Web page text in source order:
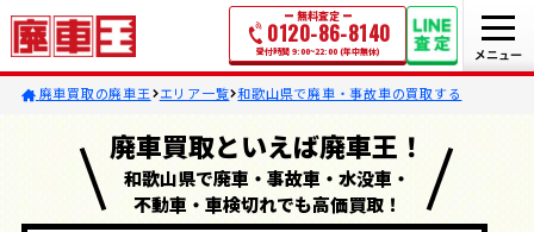
無料査定
0120-86-8140
受付時間 9:00~22:00 (年中無休)
廃車買取の廃車王 エリア一覧 和歌山県で廃車・事故車の買取する
廃車買取といえば廃車王！
和歌山県で廃車・事故車・水没車・
不動車・車検切れでも高価買取！